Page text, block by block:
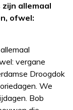
allemaal
ofwel:
vergane
Droogdok
We
Bob